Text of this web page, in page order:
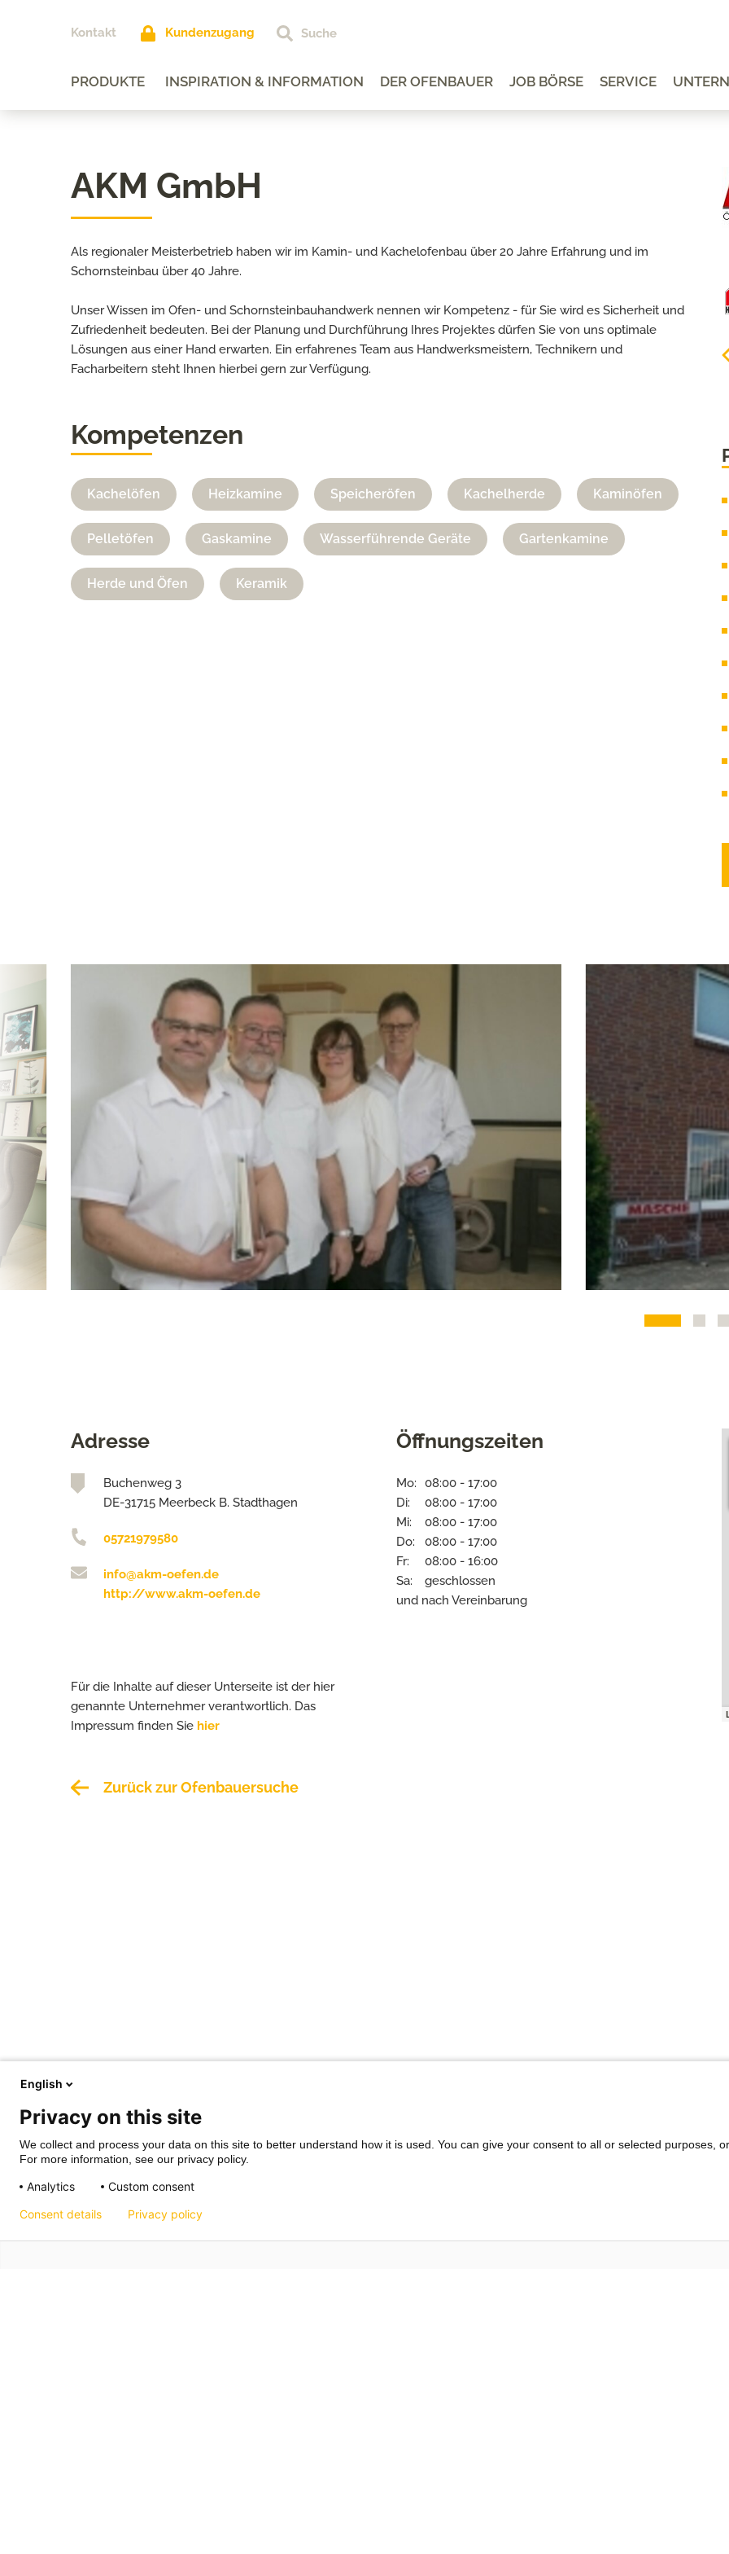
Kontakt Kundenzugang
PRODUKTE INSPIRATION & INFORMATION DER OFENBAUER JOB BÖRSE SERVICE
AKM GmbH
Als regionaler Meisterbetrieb haben wir im Kamin- und Kachelofenbau über 20 Jahre Erfahrung und im
Schornsteinbau über 40 Jahre.
Unser Wissen im Ofen- und Schornsteinbauhandwerk nennen wir Kompetenz - für Sie wird es Sicherheit und
Zufriedenheit bedeuten. Bei der Planung und Durchführung Ihres Projektes dürfen Sie von uns optimale
Lösungen aus einer Hand erwarten. Ein erfahrenes Team aus Handwerksmeistern, Technikern und
Facharbeitern steht Ihnen hierbei gern zur Verfügung.
Kompetenzen
Kachelöfen Heizkamine Speicheröfen Kachelherde Kaminöfen
Pelletöfen Gaskamine Wasserführende Geräte Gartenkamine
Herde und Öfen Keramik
Adresse
Buchenweg 3
DE-31715 Meerbeck B. Stadthagen
05721979580
info@akm-oefen.de
http://www.akm-oefen.de
Für die Inhalte auf dieser Unterseite ist der hier
genannte Unternehmer verantwortlich. Das
Impressum finden Sie hier
Öffnungszeiten
Mo:
08:00 - 17:00
Di:
08:00 - 17:00
Mi:
08:00 - 17:00
Do:
08:00 - 17:00
Fr:
08:00 - 16:00
Sa:
geschlossen
und nach Vereinbarung
Zurück zur Ofenbauersuche
English
Privacy on this site
We collect and process your data on this site to better understand how it is used. You can give your consent to all or selected purposes,
For more information, see our privacy policy.
Analytics Custom consent
Consent details Privacy policy